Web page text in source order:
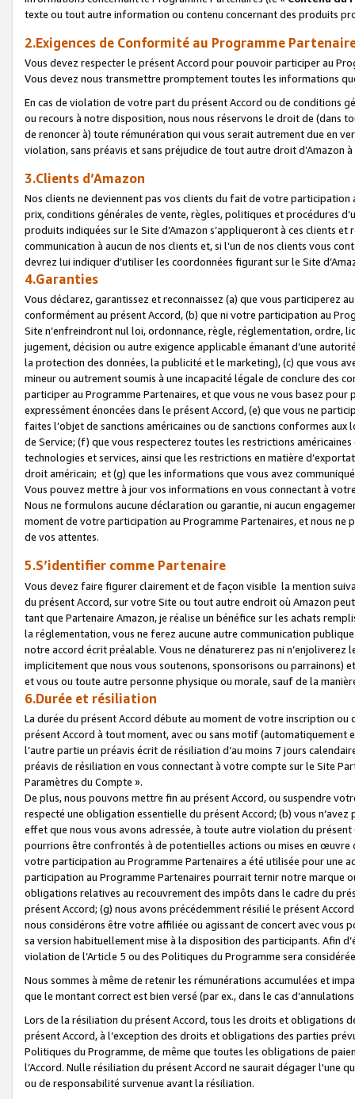
texte ou tout autre information ou contenu concernant des produits
2.Exigences de Conformité au Programme
Vous devez respecter le présent Accord pour pouvoir participer au
Vous devez nous transmettre promptement toutes les informations
En cas de violation de votre part du présent Accord ou de conditions
ou recours à notre disposition, nous nous réservons le droit de (dans
de renoncer à) toute rémunération qui vous serait autrement due en
violation, sans préavis et sans préjudice de tout autre droit
3.Clients d’Amazon
Nos clients ne deviennent pas vos clients du fait de votre
prix, conditions générales de vente, règles, politiques et procédures
produits indiquées sur le Site d’Amazon s’appliqueront à ces clients
communication à aucun de nos clients et, si l’un de nos clients vous
devrez lui indiquer d’utiliser les coordonnées figurant sur le Site
4.Garanties
Vous déclarez, garantissez et reconnaissez (a) que vous participerez
conformément au présent Accord, (b) que ni votre participation au
Site n’enfreindront nul loi, ordonnance, règle, réglementation, ordre,
jugement, décision ou autre exigence applicable émanant d’une
la protection des données, la publicité et le marketing), (c) que vous
mineur ou autrement soumis à une incapacité légale de conclure des
participer au Programme Partenaires, et que vous ne vous basez
expressément énoncées dans le présent Accord, (e) que vous ne
faites l’objet de sanctions américaines ou de sanctions conformes
de Service; (f) que vous respecterez toutes les restrictions
technologies et services, ainsi que les restrictions en matière
droit américain; et (g) que les informations que vous avez
Vous pouvez mettre à jour vos informations en vous connectant à
Nous ne formulons aucune déclaration ou garantie, ni aucun
moment de votre participation au Programme Partenaires, et nous
de vos attentes.
5.S’identifier comme Partenaire
Vous devez faire figurer clairement et de façon visible la mention
du présent Accord, sur votre Site ou tout autre endroit où Amazon
tant que Partenaire Amazon, je réalise un bénéfice sur les achats
la réglementation, vous ne ferez aucune autre communication
notre accord écrit préalable. Vous ne dénaturerez pas ni
implicitement que nous vous soutenons, sponsorisons ou parrainons)
et vous ou toute autre personne physique ou morale, sauf de la
6.Durée et résiliation
La durée du présent Accord débute au moment de votre inscription
présent Accord à tout moment, avec ou sans motif (automatiquement
l’autre partie un préavis écrit de résiliation d’au moins 7 jours
préavis de résiliation en vous connectant à votre compte sur le Site
Paramètres du Compte ».
De plus, nous pouvons mettre fin au présent Accord, ou suspendre
respecté une obligation essentielle du présent Accord; (b) vous
effet que nous vous avons adressée, à toute autre violation du
pourrions être confrontés à de potentielles actions ou mises en
votre participation au Programme Partenaires a été utilisée pour une
participation au Programme Partenaires pourrait ternir notre marque
obligations relatives au recouvrement des impôts dans le cadre du
présent Accord; (g) nous avons précédemment résilié le présent
nous considérons être votre affiliée ou agissant de concert avec vous
sa version habituellement mise à la disposition des participants. Afin
violation de l’Article 5 ou des Politiques du Programme sera
Nous sommes à même de retenir les rémunérations accumulées et
que le montant correct est bien versé (par ex., dans le cas
Lors de la résiliation du présent Accord, tous les droits et obligations
présent Accord, à l’exception des droits et obligations des parties
Politiques du Programme, de même que toutes les obligations de
l’Accord. Nulle résiliation du présent Accord ne saurait dégager l'une
ou de responsabilité survenue avant la résiliation.